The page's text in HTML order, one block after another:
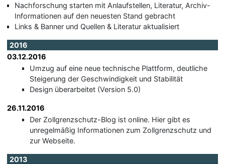
Nachforschung starten mit Anlaufstellen, Literatur, Archiv-
Informationen auf den neuesten Stand gebracht
Links & Banner und Quellen & Literatur aktualisiert
2016
03.12.2016
Umzug auf eine neue technische Plattform, deutliche
Steigerung der Geschwindigkeit und Stabilität
Design überarbeitet (Version 5.0)
26.11.2016
Der Zollgrenzschutz-Blog ist online. Hier gibt es
unregelmäßig Informationen zum Zollgrenzschutz und
zur Webseite.
2013